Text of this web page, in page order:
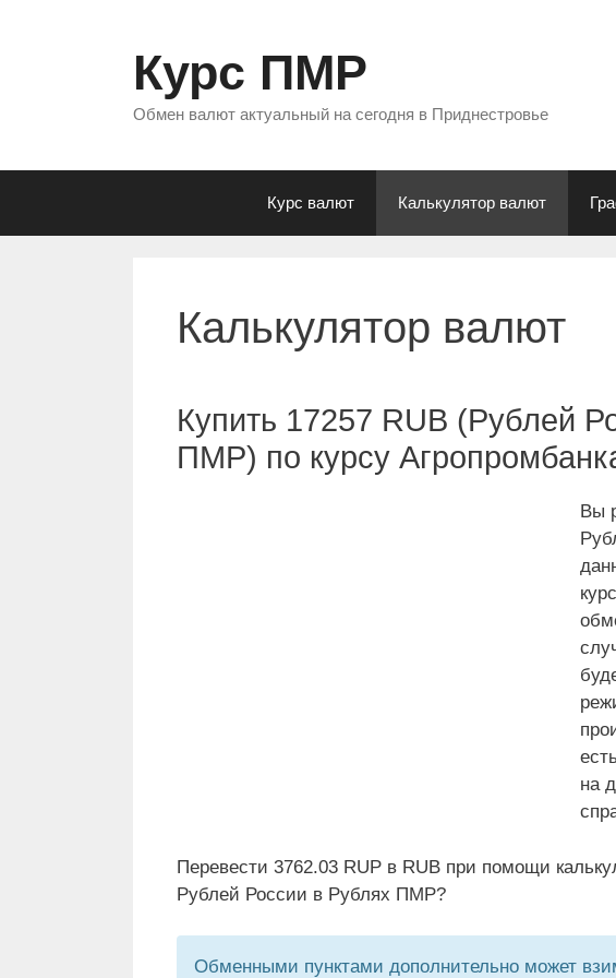
Курс ПМР
Обмен валют актуальный на сегодня в Приднестровье
Курс валют Калькулятор валют
Калькулятор валют
Купить 17257 RUB (Рублей
ПМР) по курсу
Вы
на
Перевести 3762.03 RUP в RUB при помощи
Рублей России в Рублях ПМР?
Обменными пунктами дополнительно может